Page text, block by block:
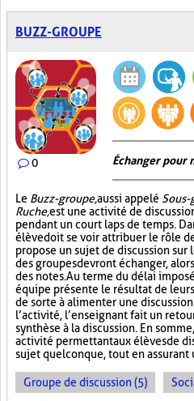
BUZZ-GROUPE
0 Échanger pour
Le Buzz-groupe,aussi appelé Sous-
Ruche,est une activité de
pendant un court laps de temps.
élève doit se voir attribuer le rôle
propose un sujet de discussion sur
des groupes devront échanger,
des notes. Au terme du délai
équipe présente le résultat de
de sorte à alimenter une
l’activité, l’enseignant fait un
synthèse à la discussion. En
activité permettant aux élèves de
sujet quelconque, tout en assurant
Groupe de discussion (5)